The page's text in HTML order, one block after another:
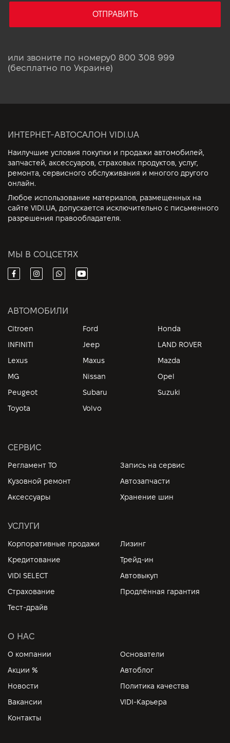
ОТПРАВИТЬ
или звоните по номеру0 800 308 999
(бесплатно по Украине)
ИНТЕРНЕТ-АВТОСАЛОН VIDI.UA
Наилучшие условия покупки и продажи автомобилей,
запчастей, аксессуаров, страховых продуктов, услуг,
ремонта, сервисного обслуживания и многого другого
онлайн.
Любое использование материалов, размещенных на
сайте VIDI.UA, допускается исключительно с письменного
разрешения правообладателя.
МЫ В СОЦСЕТЯХ
АВТОМОБИЛИ
Citroen Ford
Honda
INFINITI
Jeep
LAND ROVER
Lexus
Maxus
Mazda
MG
Nissan
Opel
Peugeot
Subaru
Suzuki
Toyota
Volvo
СЕРВИС
Регламент ТО
Запись на сервис
Кузовной ремонт
Автозапчасти
Аксессуары
Хранение шин
УСЛУГИ
Корпоративные продажи
Лизинг
Кредитование
Трейд-ин
VIDI SELECT
Автовыкуп
Страхование
Продлённая гарантия
Тест-драйв
О НАС
О компании
Основатели
Акции %
Автоблог
Новости
Политика качества
Вакансии
VIDI-Карьера
Контакты